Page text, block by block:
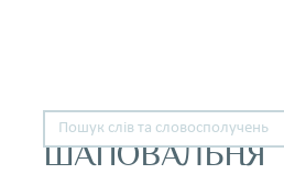
ШАПОВАЛЬНЯ